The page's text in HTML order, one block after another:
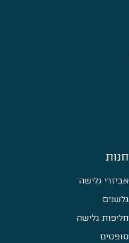
חנות
אביזרי גלישה
גלשנים
חליפות גלישה
סופטים